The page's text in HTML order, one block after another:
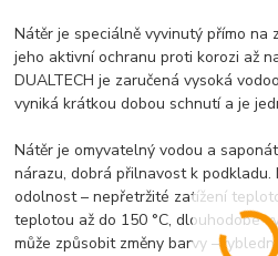
Nátěr je speciálně vyvinutý přímo na
jeho aktivní ochranu proti korozi až
DUALTECH je zaručená vysoká
vyniká krátkou dobou schnutí a je
Nátěr je omyvatelný vodou a
nárazu, dobrá přilnavost k podkladu.
odolnost – nepřetržité zatížení
teplotou až do 150 °C, dlouhodobé
může způsobit změny barvy